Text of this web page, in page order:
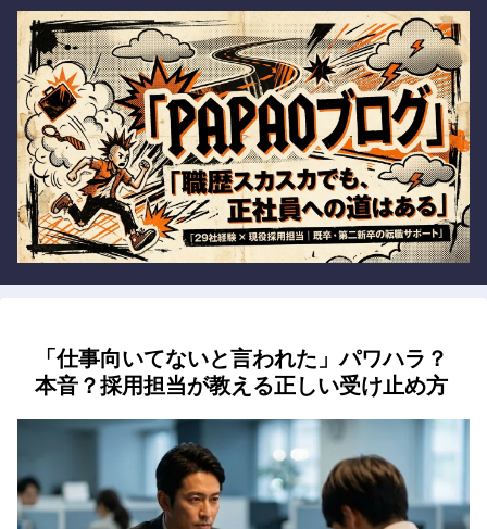
「仕事向いてないと言われた」パワハラ？
本音？採用担当が教える正しい受け止め方